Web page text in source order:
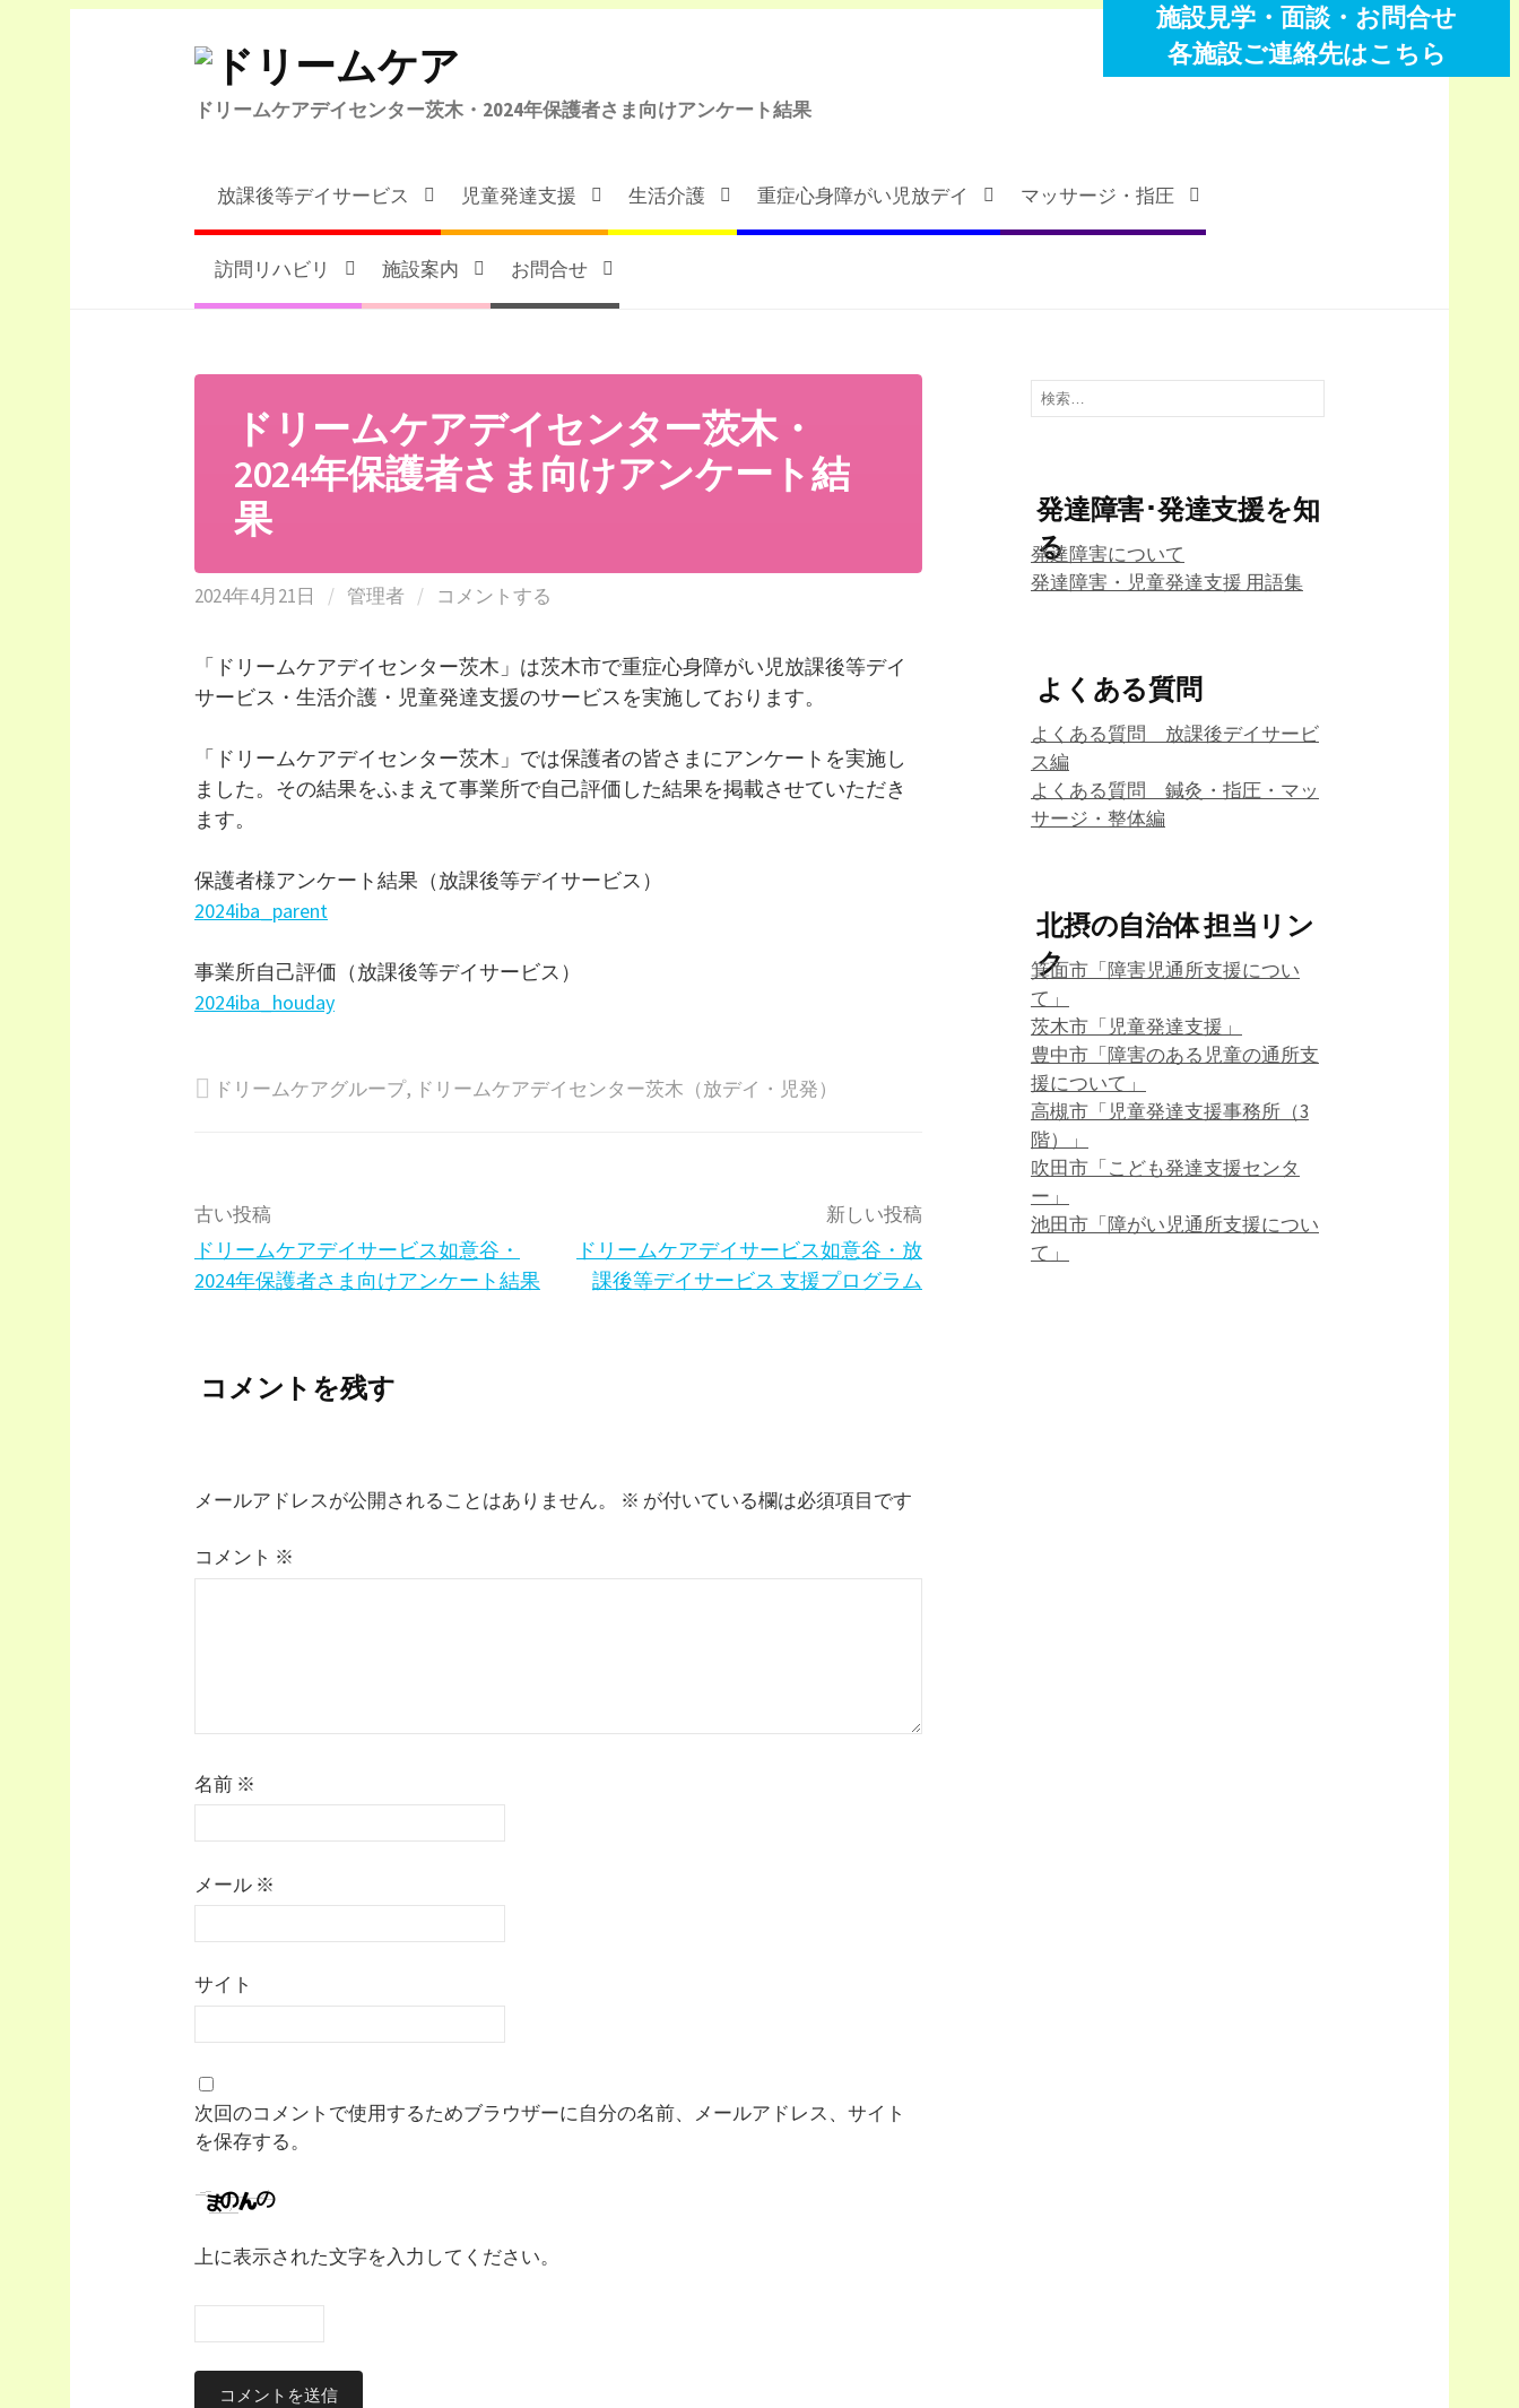
ドリームケアデイセンター茨木・2024年保護者さま向けアンケート結果
放課後等デイサービス 児童発達支援 生活介護 重症心身障がい児放デイ マッサージ・指圧
訪問リハビリ 施設案内 お問合せ
ドリームケアデイセンター茨木・
2024年保護者さま向けアンケート結
果
2024年4月21日 / 管理者 / コメントする
「ドリームケアデイセンター茨木」は茨木市で重症心身障がい児放課後等デイ
サービス・生活介護・児童発達支援のサービスを実施しております。
「ドリームケアデイセンター茨木」では保護者の皆さまにアンケートを実施し
ました。その結果をふまえて事業所で自己評価した結果を掲載させていただき
ます。
保護者様アンケート結果（放課後等デイサービス）
2024iba_parent
事業所自己評価（放課後等デイサービス）
2024iba_houday
ドリームケアグループ, ドリームケアデイセンター茨木（放デイ・児発）
投
稿
ビ
ー
シ
古い投稿
ドリームケアデイサービス如意谷・
2024年保護者さま向けアンケート結果
新しい投稿
ドリームケアデイサービス如意谷・放
課後等デイサービス 支援プログラム
コメントを残す
メールアドレスが公開されることはありません。 ※ が付いている欄は必須項目です
コメント ※
名前 ※
メール ※
サイト
次回のコメントで使用するためブラウザーに自分の名前、メールアドレス、サイト
を保存する。
上に表示された文字を入力してください。
検
索:
発達障害･発達支援を知
る
発達障害について
発達障害・児童発達支援 用語集
よくある質問
よくある質問 放課後デイサービ
ス編
よくある質問 鍼灸・指圧・マッ
サージ・整体編
北摂の自治体 担当リン
ク
箕面市「障害児通所支援につい
て」
茨木市「児童発達支援」
豊中市「障害のある児童の通所支
援について」
高槻市「児童発達支援事務所（3
階）」
吹田市「こども発達支援センタ
ー」
池田市「障がい児通所支援につい
て」
施設見学・面談・お問合せ
各施設ご連絡先はこちら